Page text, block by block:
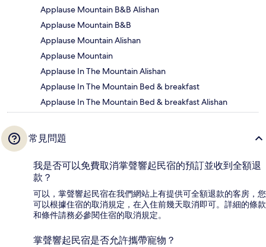
Applause Mountain B&B Alishan
Applause Mountain B&B
Applause Mountain Alishan
Applause Mountain
Applause In The Mountain Alishan
Applause In The Mountain Bed & breakfast
Applause In The Mountain Bed & breakfast Alishan
常見問題
我是否可以免費取消掌聲響起民宿的預訂並收到全額退
款？
可以，掌聲響起民宿在我們網站上有提供可全額退款的客房，您
可以根據住宿的取消規定，在入住前幾天取消即可。詳細的條款
和條件請務必參閱住宿的取消規定。
掌聲響起民宿是否允許攜帶寵物？